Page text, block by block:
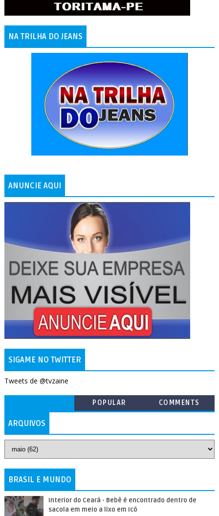
NA TRILHA DO JEANS
ANUNCIE AQUI
SIGAME NO TWITTER
Tweets de @tvzaine
POPULAR COMMENTS
ARQUIVOS
BRASIL E MUNDO
Interior do Ceará - Bebê é encontrado dentro de
sacola em meio a lixo em Icó